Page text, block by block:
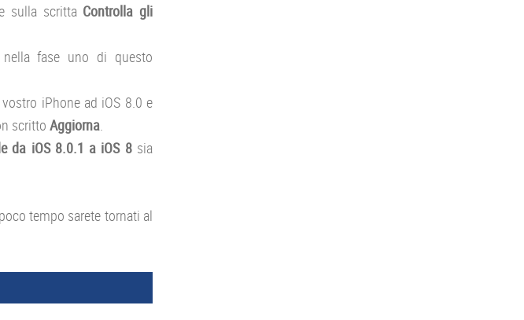
sulla scritta Controlla gli
fase uno di questo
iPhone ad iOS 8.0 e
scritto Aggiorna.
da iOS 8.0.1 a iOS 8 sia
tempo sarete tornati al